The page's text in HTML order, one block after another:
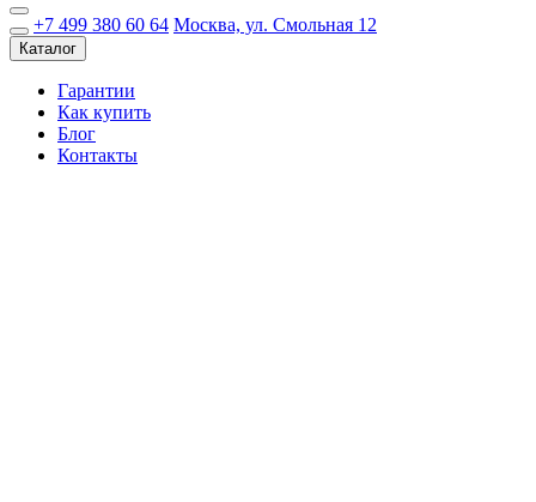
+7 499 380 60 64 Москва, ул. Смольная 12
Каталог
Гарантии
Как купить
Блог
Контакты